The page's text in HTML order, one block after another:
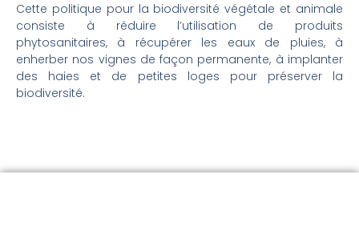
Cette politique pour la biodiversité végétale et animale
consiste à réduire l’utilisation de produits
phytosanitaires, à récupérer les eaux de pluies, à
enherber nos vignes de façon permanente, à implanter
des haies et de petites loges pour préserver la
biodiversité.